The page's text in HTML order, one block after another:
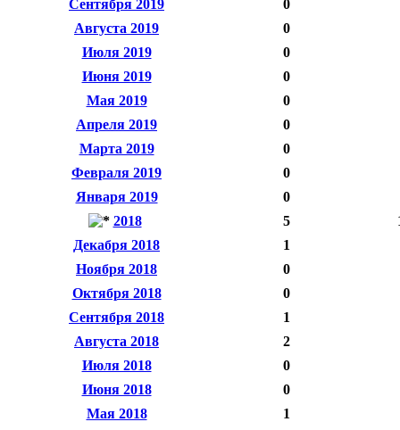
Сентября 2019
0
Августа 2019
0
Июля 2019
0
Июня 2019
0
Мая 2019
0
Апреля 2019
0
Марта 2019
0
Февраля 2019
0
Января 2019
0
2018
5
Декабря 2018
1
Ноября 2018
0
Октября 2018
0
Сентября 2018
1
Августа 2018
2
Июля 2018
0
Июня 2018
0
Мая 2018
1